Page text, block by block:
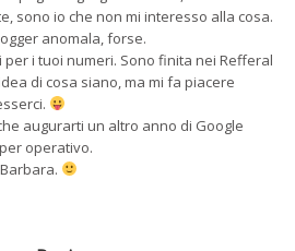
sono io che non mi interesso alla cosa.
anomala, forse.
per i tuoi numeri. Sono finita nei Refferal
di cosa siano, ma mi fa piacere
augurarti un altro anno di Google
operativo.